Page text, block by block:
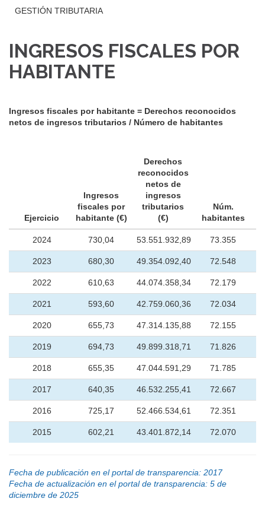
GESTIÓN TRIBUTARIA
INGRESOS FISCALES POR
HABITANTE
Ingresos fiscales por habitante = Derechos reconocidos
netos de ingresos tributarios / Número de habitantes
Ejercicio
Ingresos
fiscales por
habitante (€)
Derechos
reconocidos
netos de
ingresos
tributarios
(€)
Núm.
habitantes
2024 730,04 53.551.932,89 73.355
2023 680,30 49.354.092,40 72.548
2022 610,63 44.074.358,34 72.179
2021 593,60 42.759.060,36 72.034
2020 655,73 47.314.135,88 72.155
2019 694,73 49.899.318,71 71.826
2018 655,35 47.044.591,29 71.785
2017 640,35 46.532.255,41 72.667
2016 725,17 52.466.534,61 72.351
2015 602,21 43.401.872,14 72.070
Fecha de publicación en el portal de transparencia: 2017
Fecha de actualización en el portal de transparencia: 5 de
diciembre de 2025